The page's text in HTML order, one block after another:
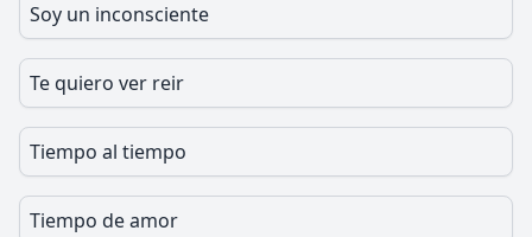
Soy un inconsciente
Te quiero ver reir
Tiempo al tiempo
Tiempo de amor